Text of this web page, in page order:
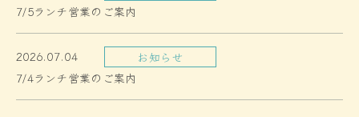
7/5ランチ営業のご案内
2026.07.04
お知らせ
7/4ランチ営業のご案内